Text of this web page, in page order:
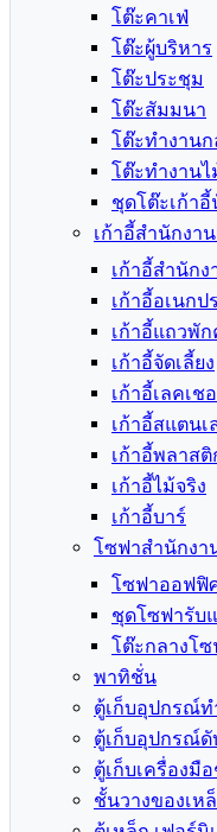
โต๊ะคาเฟ่
โต๊ะผู้บริหาร
โต๊ะประชุม
โต๊ะสัมมนา
โต๊ะทำงานก
โต๊ะทำงานไ
ชุดโต๊ะเก้าอี้
เก้าอี้สำนักงา
เก้าอี้สำนักง
เก้าอี้อเนกป
เก้าอี้แถวพั
เก้าอี้จัดเลี้ยง
เก้าอี้เลคเช
เก้าอี้สแตนเ
เก้าอี้พลาสติ
เก้าอี้ไม้จริง
เก้าอี้บาร์
โซฟาสำนักงา
โซฟาออฟฟิ
ชุดโซฟารับ
โต๊ะกลางโ
พาทิชั่น
ตู้เก็บอุปกรณ์
ตู้เก็บอุปกรณ์ดั
ตู้เก็บเครื่องมื
ชั้นวางของเห